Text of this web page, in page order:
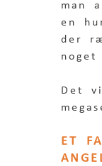
man
en
der
Det
ET